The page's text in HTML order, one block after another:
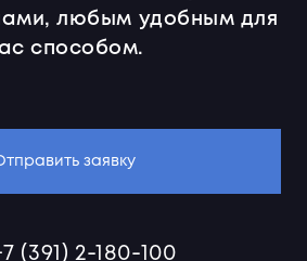
любым удобным для
способом.
заявку
(391) 2-180-100